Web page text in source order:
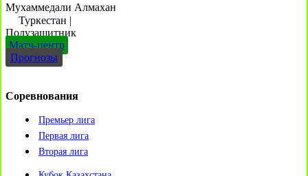
Мухаммедали Алмахан
Туркестан |
Полузащитник
Матч-центр
Прогнозы
Соревнования
Премьер лига
Первая лига
Вторая лига